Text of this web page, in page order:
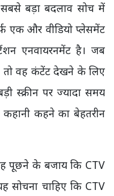
बड़ा बदलाव सोच में
एक और वीडियो प्लेसमेंट
एनवायरनमेंट है। जब
तो वह कंटेंट देखने के लिए
स्क्रीन पर ज्यादा समय
कहानी कहने का बेहतरीन
पूछने के बजाय कि CTV
सोचना चाहिए कि CTV